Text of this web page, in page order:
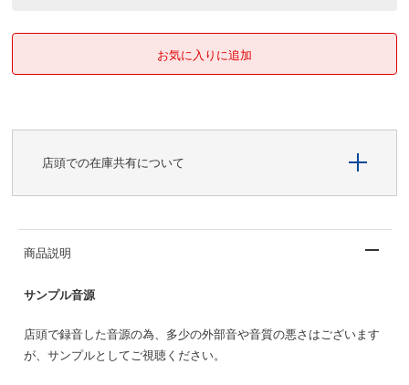
店頭での在庫共有について
商品説明
サンプル音源
店頭で録音した音源の為、多少の外部音や音質の悪さはございます
が、サンプルとしてご視聴ください。